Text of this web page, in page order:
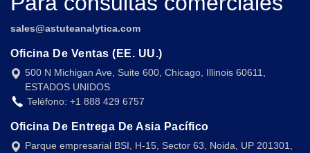
sales@astuteanalytica.com
Oficina De Ventas (EE. UU.)
500 N Michigan Ave, Suite 600, Chicago, Illinois 60611,
ESTADOS UNIDOS
Teléfono: +1 888 429 6757
Oficina De Entrega De Asia Pacífico
Parque empresarial BSI, H-15, Sector 63, Noida, UP 201301,